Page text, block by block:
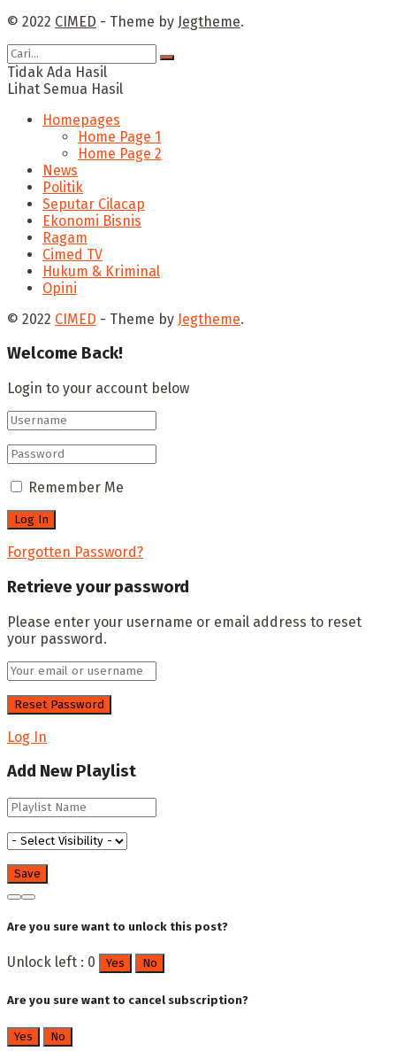
© 2022 CIMED - Theme by Jegtheme.
Tidak Ada Hasil
Lihat Semua Hasil
Homepages
Home Page 1
Home Page 2
News
Politik
Seputar Cilacap
Ekonomi Bisnis
Ragam
Cimed TV
Hukum & Kriminal
Opini
© 2022 CIMED - Theme by Jegtheme.
Welcome Back!
Login to your account below
Remember Me
Forgotten Password?
Retrieve your password
Please enter your username or email address to reset
your password.
Log In
Add New Playlist
Are you sure want to unlock this post?
Unlock left : 0 Yes No
Are you sure want to cancel subscription?
Yes No